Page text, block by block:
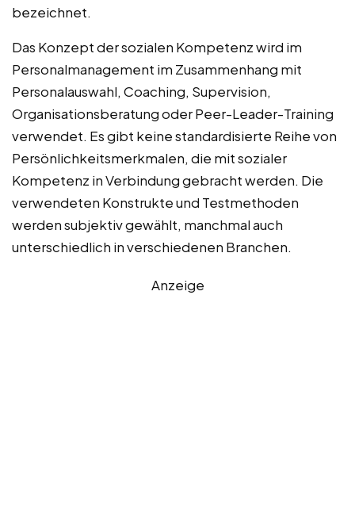
bezeichnet.
Das Konzept der sozialen Kompetenz wird im
Personalmanagement im Zusammenhang mit
Personalauswahl, Coaching, Supervision,
Organisationsberatung oder Peer-Leader-Training
verwendet. Es gibt keine standardisierte Reihe von
Persönlichkeitsmerkmalen, die mit sozialer
Kompetenz in Verbindung gebracht werden. Die
verwendeten Konstrukte und Testmethoden
werden subjektiv gewählt, manchmal auch
unterschiedlich in verschiedenen Branchen.
Anzeige